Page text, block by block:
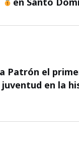
Patrón el
en la